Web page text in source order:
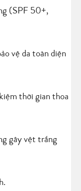
(SPF 50+,
vệ da toàn diện
thời gian thoa
gây vệt trắng